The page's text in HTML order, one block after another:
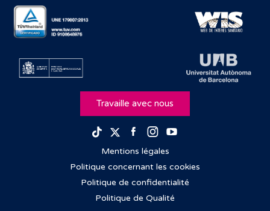
Travaille avec nous
TikTokTwitterFacebook
Instagram
Mentions légales
Politique concernant les cookies
Politique de confidentialité
Politique de Qualité